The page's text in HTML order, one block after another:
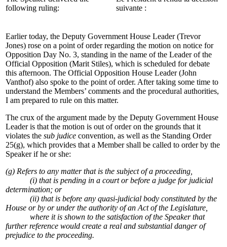
following ruling:
suivante :
Earlier today, the Deputy Government House Leader (Trevor
Jones) rose on a point of order regarding the motion on notice for
Opposition Day No. 3, standing in the name of the Leader of the
Official Opposition (Marit Stiles), which is scheduled for debate
this afternoon. The Official Opposition House Leader (John
Vanthof) also spoke to the point of order. After taking some time to
understand the Members’ comments and the procedural authorities,
I am prepared to rule on this matter.
The crux of the argument made by the Deputy Government House
Leader is that the motion is out of order on the grounds that it
violates the sub judice convention, as well as the Standing Order
25(g), which provides that a Member shall be called to order by the
Speaker if he or she:
(g) Refers to any matter that is the subject of a proceeding,
(i) that is pending in a court or before a judge for judicial
determination; or
(ii) that is before any quasi-judicial body constituted by the
House or by or under the authority of an Act of the Legislature,
where it is shown to the satisfaction of the Speaker that
further reference would create a real and substantial danger of
prejudice to the proceeding.